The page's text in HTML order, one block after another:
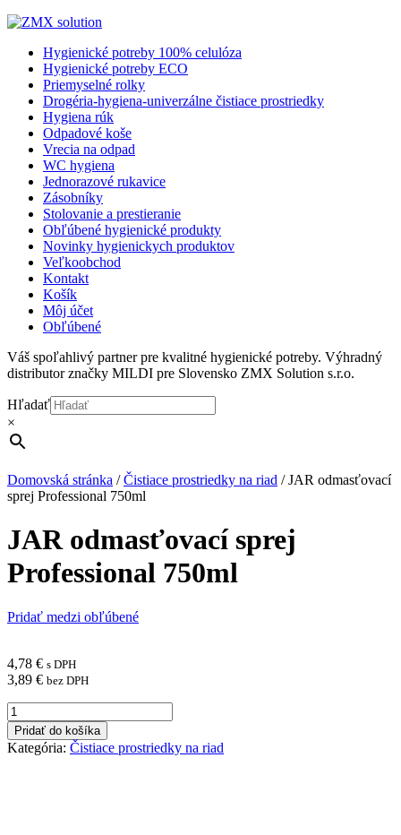
Hygienické potreby 100% celulóza
Hygienické potreby ECO
Priemyselné rolky
Drogéria-hygiena-univerzálne čistiace prostriedky
Hygiena rúk
Odpadové koše
Vrecia na odpad
WC hygiena
Jednorazové rukavice
Zásobníky
Stolovanie a prestieranie
Obľúbené hygienické produkty
Novinky hygienickych produktov
Veľkoobchod
Kontakt
Košík
Môj účet
Obľúbené
Váš spoľahlivý partner pre kvalitné hygienické potreby. Výhradný
distributor značky MILDI pre Slovensko ZMX Solution s.r.o.
Hľadať
×
Domovská stránka /Čistiace prostriedky na riad /JAR odmasťovací
sprej Professional 750ml
JAR odmasťovací sprej
Professional 750ml
Pridať medzi obľúbené
4,78 € s DPH
3,89 € bez DPH
množstvo
JAR
odmasťovací
sprej
Pridať do košíka
Kategória: Čistiace prostriedky na riad